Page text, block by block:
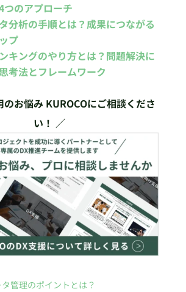
つのアプローチ
分析の手順とは？成果につながる
プ
キングのやり方とは？問題解決に
考法とフレームワーク
お悩み KUROCOにご相談くださ
い！ ／
管理のポイントとは？